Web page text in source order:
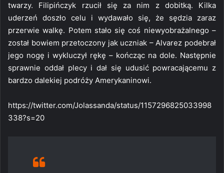
twarzy. Filipińczyk rzucił się za nim z dobitką. Kilka
uderzeń doszło celu i wydawało się, że sędzia zaraz
przerwie walkę. Potem stało się coś niewyobrażalnego –
został bowiem przetoczony jak uczniak – Alvarez podebrał
jego nogę i wykluczył rękę – kończąc na dole. Następnie
sprawnie oddał plecy i dał się udusić powracającemu z
bardzo dalekiej podróży Amerykaninowi.
https://twitter.com/Jolassanda/status/1157296825033998
338?s=20